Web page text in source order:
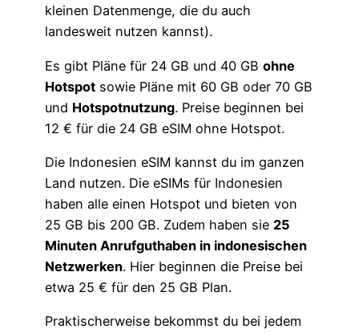
kleinen Datenmenge, die du auch
landesweit nutzen kannst).
Es gibt Pläne für 24 GB und 40 GB ohne
Hotspot sowie Pläne mit 60 GB oder 70 GB
und Hotspotnutzung. Preise beginnen bei
12 € für die 24 GB eSIM ohne Hotspot.
Die Indonesien eSIM kannst du im ganzen
Land nutzen. Die eSIMs für Indonesien
haben alle einen Hotspot und bieten von
25 GB bis 200 GB. Zudem haben sie 25
Minuten Anrufguthaben in indonesischen
Netzwerken. Hier beginnen die Preise bei
etwa 25 € für den 25 GB Plan.
Praktischerweise bekommst du bei jedem